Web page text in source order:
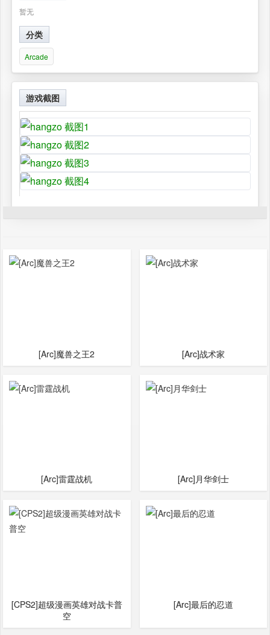
暂无
分类
Arcade
游戏截图
[Arc]魔兽之王2 [Arc]战术家
[Arc]‌雷霆战机 [Arc]‌月华剑士
[CPS2]超级漫画英雄对战卡普
空
[Arc]最后的忍道